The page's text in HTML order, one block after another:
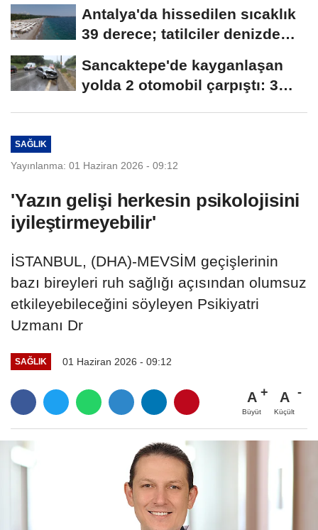
Antalya'da hissedilen sıcaklık
39 derece; tatilciler denizde
Sancaktepe'de kayganlaşan
yolda 2 otomobil çarpıştı: 3
SAĞLIK
Yayınlanma: 01 Haziran 2026 - 09:12
'Yazın gelişi herkesin psikolojisini
iyileştirmeyebilir'
İSTANBUL, (DHA)-MEVSİM geçişlerinin
bazı bireyleri ruh sağlığı açısından olumsuz
etkileyebileceğini söyleyen Psikiyatri
Uzmanı Dr
SAĞLIK 01 Haziran 2026 - 09:12
A
Büyüt
A
Küçült